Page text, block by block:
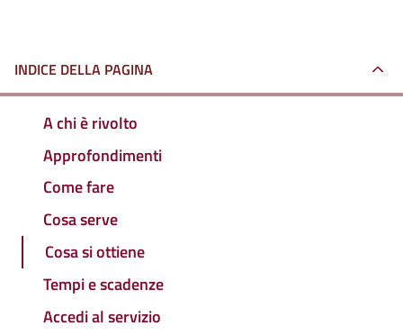
INDICE DELLA PAGINA
A chi è rivolto
Approfondimenti
Come fare
Cosa serve
Cosa si ottiene
Tempi e scadenze
Accedi al servizio